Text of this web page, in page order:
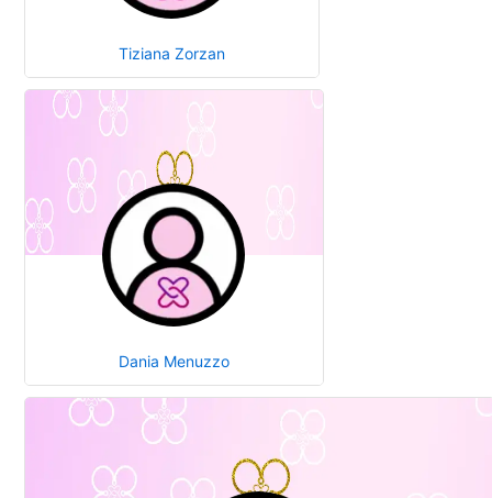
Tiziana Zorzan
Dania Menuzzo